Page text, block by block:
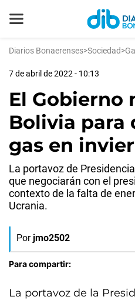
Diarios Bonaerenses>Sociedad>
7 de abril de 2022 - 10:13
El Gobierno
Bolivia para
gas en
La portavoz de
que negociarán con el
contexto de la falta de
Ucrania.
Por jmo2502
Para compartir:
La portavoz de la